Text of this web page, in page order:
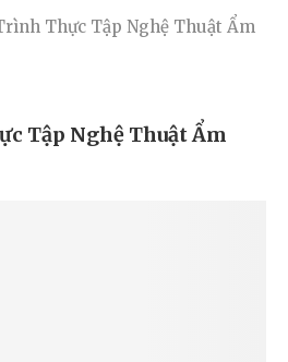
Thực Tập Nghệ Thuật Ẩm
Tập Nghệ Thuật Ẩm